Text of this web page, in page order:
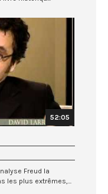
52:05
Freud la
les plus extrêmes,...